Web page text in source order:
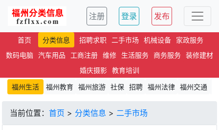
注册 登录 发布
首页 分类信息 招聘求职 二手市场 机械设备
家政服务
数码电脑 汽车用品 工商注册 维修 生活服务 商务服务 装修建材
婚庆摄影 教育培训
福州生活
福州教育 福州旅游 社保 招聘 福州法律 福州交通
当前位置： 首页 > 分类信息 > 二手市场